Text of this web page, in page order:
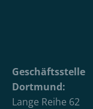
Geschäftsstelle
Dortmund:
Lange Reihe 62